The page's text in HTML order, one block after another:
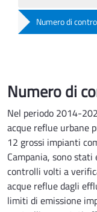
Numero di
ACQUE
Numero di
Nel periodo 2014-
acque reflue urbane
12 grossi impianti
Campania, sono
controlli volti a
acque reflue dagli
limiti di emissione